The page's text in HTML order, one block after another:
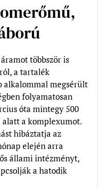
többször is
a tartalék
alkalommal megsérült
folyamatosan
óta mintegy 500
alatt a komplexumot.
hibáztatja az
elején arra
állami intézményt,
a hatodik